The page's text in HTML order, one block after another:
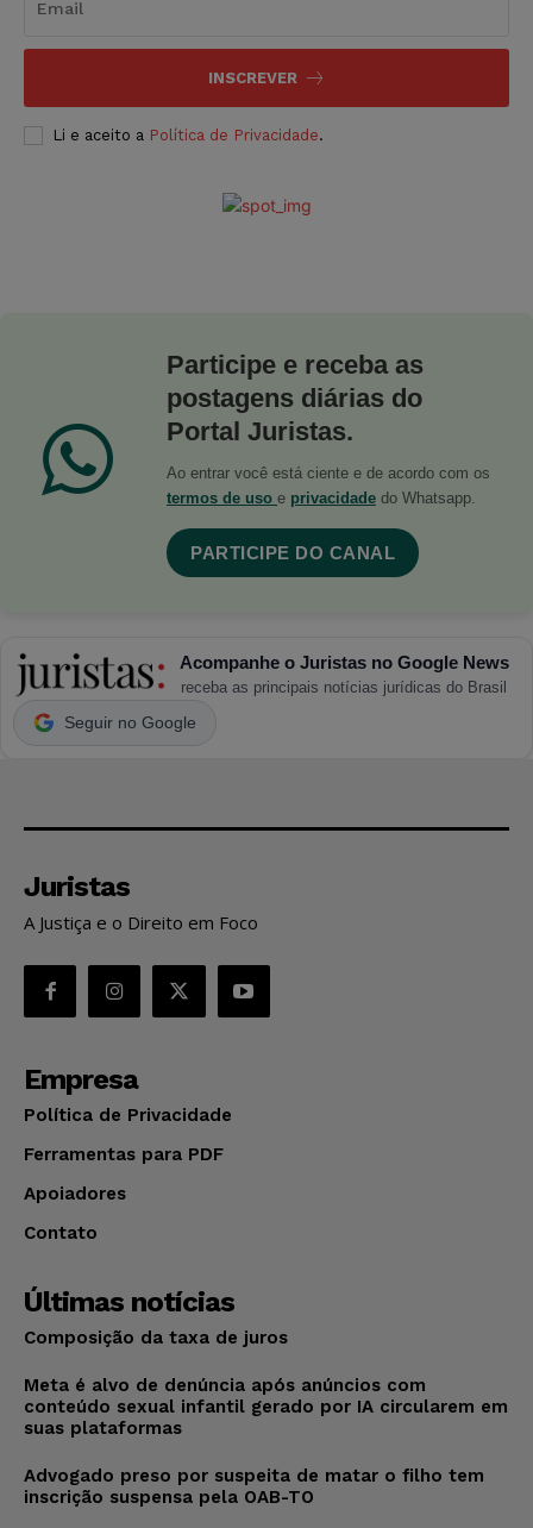
INSCREVER
Li e aceito a Política de Privacidade.
Participe e receba as
postagens diárias do
Portal Juristas.
Ao entrar você está ciente e de acordo com os
termos de uso e privacidade do Whatsapp.
PARTICIPE DO CANAL
Acompanhe o Juristas no Google News
receba as principais notícias jurídicas do Brasil
Seguir no Google
Juristas
A Justiça e o Direito em Foco
Empresa
Política de Privacidade
Ferramentas para PDF
Apoiadores
Contato
Últimas notícias
Composição da taxa de juros
Meta é alvo de denúncia após anúncios com
conteúdo sexual infantil gerado por IA circularem em
suas plataformas
Advogado preso por suspeita de matar o filho tem
inscrição suspensa pela OAB-TO